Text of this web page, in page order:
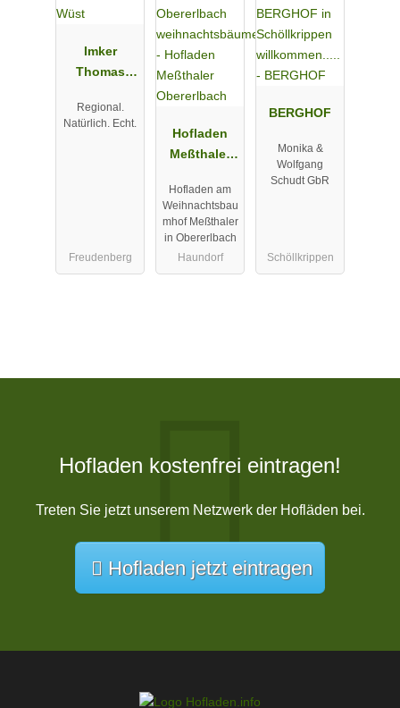
Imker
Thomas
Regional.
Natürlich. Echt.
Freudenberg
Hofladen
Meßthaler
Hofladen am
Weihnachtsbau
mhof Meßthaler
in Obererlbach
Haundorf
BERGHOF
Monika &
Wolfgang
Schudt GbR
Schöllkrippen
Hofladen kostenfrei eintragen!
Treten Sie jetzt unserem Netzwerk der Hofläden bei.
Hofladen jetzt eintragen